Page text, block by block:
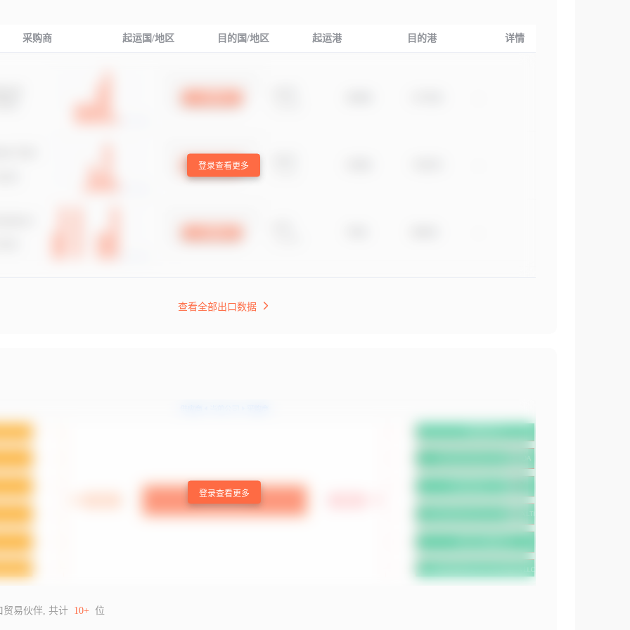
采购商 起运国/地区 目的国/地区 起运港 目的港 详情
登录查看更多
查看全部出口数据
登录查看更多
贸易伙伴, 共计 10+ 位